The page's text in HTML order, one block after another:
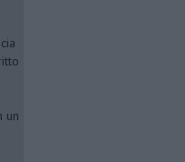
un